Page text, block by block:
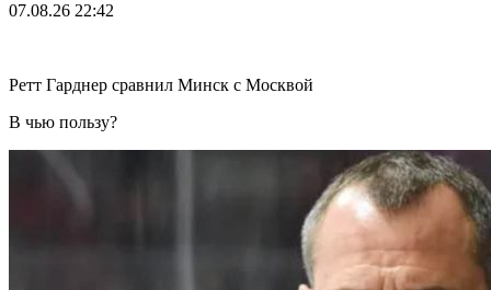
07.08.26 22:42
Ретт Гарднер сравнил Минск с Москвой
В чью пользу?